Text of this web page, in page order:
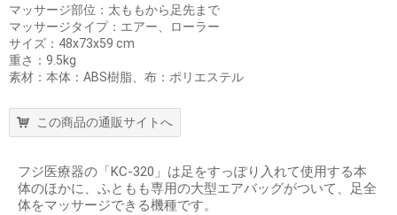
マッサージ部位：太ももから足先まで
マッサージタイプ：エアー、ローラー
サイズ：48x73x59 cm
重さ：9.5kg
素材：本体：ABS樹脂、布：ポリエステル
この商品の通販サイトへ
フジ医療器の「KC-320」は足をすっぽり入れて使用する本
体のほかに、ふともも専用の大型エアバッグがついて、足全
体をマッサージできる機種です。